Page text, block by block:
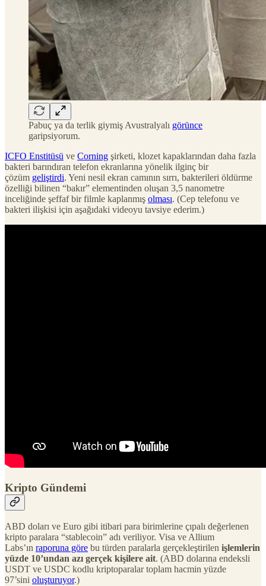
Pabuç ya da terlik giymiş Avustralyalı görünce
garipsiyorum.
ICFO Enstitüsü ve Corning şirketi, klozet kapaklarından daha fazla
bakteri barındıran telefon ekranlarına yönelik ilginç bir
çözüm geliştirdi. Yeni nesil ekran camının sırrı, bakterileri öldürme
özelliği bilinen “bakır” elementinden oluşan 3,5 nanometre
inceliğinde şeffaf bir filmle kaplanmış olması. (Cep telefonu ve
bakteri ilişkisi için aşağıdaki videoyu tavsiye ederim.)
Kripto Gündemi
ABD doları ve Euro gibi itibari para birimlerine çıpalı değerlenen
kripto paralara “stablecoin” adı veriliyor. Visa ve Allium
Labs’ın raporuna göre bu türden paralarla gerçekleştirilen işlemlerin
yüzde 10’undan azı gerçek kişilere ait. (ABD dolarına endeksli
USDT ve USDC kodlu kriptoparalar toplam hacmin yüzde
97’sini oluşturuyor.)